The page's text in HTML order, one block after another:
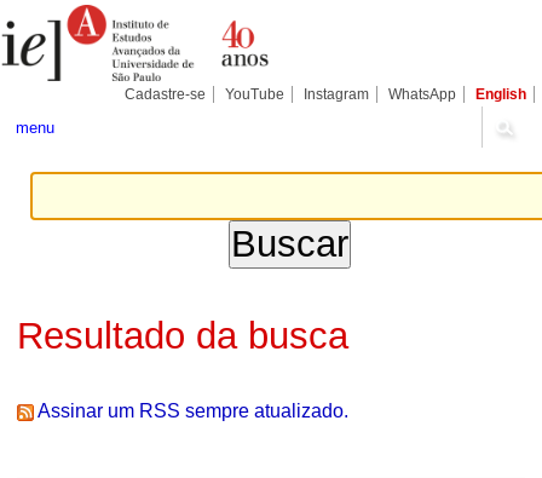
para
conteúdo.
Pessoais
Cadastre-se YouTube Instagram WhatsApp English
menu
Resultado da busca
Assinar um RSS sempre atualizado.